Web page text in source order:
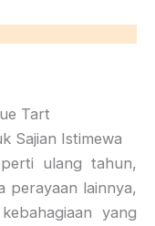
Tart
Sajian Istimewa
ulang tahun,
perayaan lainnya,
yang